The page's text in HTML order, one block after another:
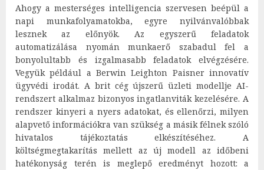
Ahogy a mesterséges intelligencia szervesen beépül a
napi munkafolyamatokba, egyre nyilvánvalóbbak
lesznek az előnyök. Az egyszerű feladatok
automatizálása nyomán munkaerő szabadul fel a
bonyolultabb és izgalmasabb feladatok elvégzésére.
Vegyük például a Berwin Leighton Paisner innovatív
ügyvédi irodát. A brit cég újszerű üzleti modellje AI-
rendszert alkalmaz bizonyos ingatlanviták kezelésére. A
rendszer kinyeri a nyers adatokat, és ellenőrzi, milyen
alapvető információkra van szükség a másik félnek szóló
hivatalos tájékoztatás elkészítéséhez. A
költségmegtakarítás mellett az új modell az időbeni
hatékonyság terén is meglepő eredményt hozott: a